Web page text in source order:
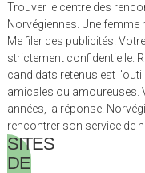
Trouver le centre des
Norvégiennes. Une femme
Me filer des publicités.
strictement confidentielle.
candidats retenus est
amicales ou amoureuses.
années, la réponse.
rencontrer son service de
SITES
DE